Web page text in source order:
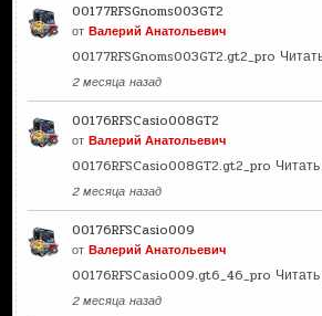
00177RFSGnoms003GT2
отВалерий Анатольевич
00177RFSGnoms003GT2.gt2_pro
2 месяца назад
00176RFSCasio008GT2
отВалерий Анатольевич
00176RFSCasio008GT2.gt2_pro
2 месяца назад
00176RFSCasio009
отВалерий Анатольевич
00176RFSCasio009.gt6_46_pro
2 месяца назад